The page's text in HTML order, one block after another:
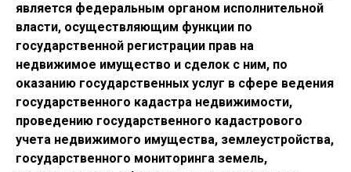
является федеральным органом исполнительной
власти, осуществляющим функции по
государственной регистрации прав на
недвижимое имущество и сделок с ним, по
оказанию государственных услуг в сфере ведения
государственного кадастра недвижимости,
проведению государственного кадастрового
учета недвижимого имущества, землеустройства,
государственного мониторинга земель,